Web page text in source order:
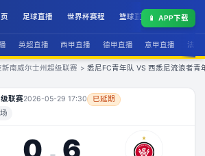
足球直播 世界杯赛程 篮球直播 联赛积分
📱 APP下载
英超直播 西甲直播 德甲直播 意甲直播 法甲
新南威尔士州超级联赛 > 悉尼FC青年队 VS 西悉尼流浪者青
尼流浪者青年队直播
联赛2026-05-29 17:30
已延期